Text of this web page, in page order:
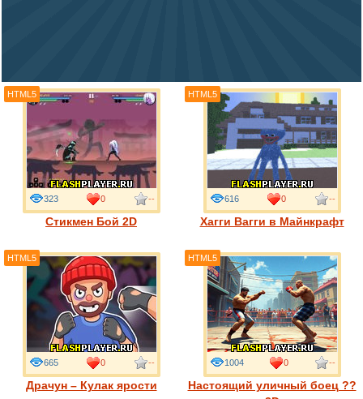
Стикмен Бой 2D
323 0 --
HTML5
Хагги Вагги в Майнкрафт
616 0 --
HTML5
Драчун – Кулак ярости
665 0 --
HTML5
Настоящий уличный боец ??
1004 0 --
HTML5